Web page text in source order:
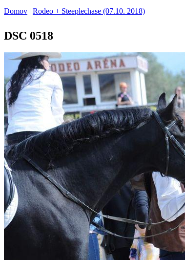
Domov | Rodeo + Steeplechase (07.10. 2018)
DSC 0518